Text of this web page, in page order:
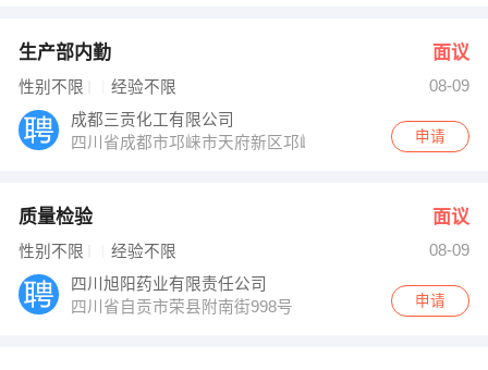
生产部内勤 面议
性别不限 经验不限
08-09
成都三贡化工有限公司
四川省成都市邛崃市天府新区邛崃产业园区羊横五路十五
申请
质量检验 面议
性别不限 经验不限
08-09
四川旭阳药业有限责任公司
四川省自贡市荣县附南街998号
申请